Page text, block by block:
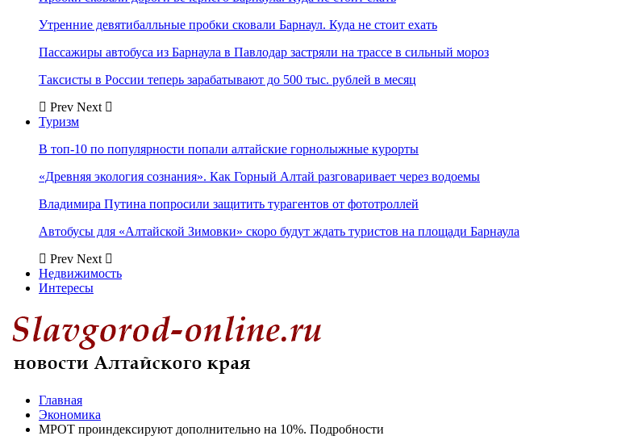
Утренние девятибалльные пробки сковали Барнаул. Куда не стоит ехать
Пассажиры автобуса из Барнаула в Павлодар застряли на трассе в сильный мороз
Таксисты в России теперь зарабатывают до 500 тыс. рублей в месяц
Prev Next
Туризм
В топ-10 по популярности попали алтайские горнолыжные курорты
«Древняя экология сознания». Как Горный Алтай разговаривает через водоемы
Владимира Путина попросили защитить турагентов от фототроллей
Автобусы для «Алтайской Зимовки» скоро будут ждать туристов на площади Барнаула
Prev Next
Недвижимость
Интересы
Главная
Экономика
МРОТ проиндексируют дополнительно на 10%. Подробности